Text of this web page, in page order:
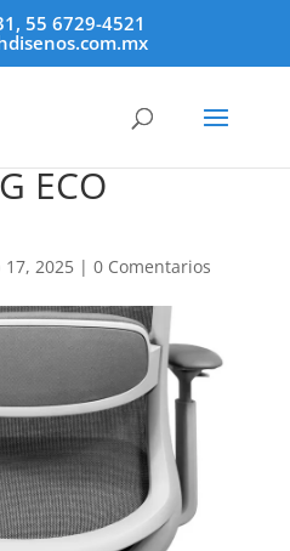
55 6729-4521
ECO
17, 2025| 0 Comentarios